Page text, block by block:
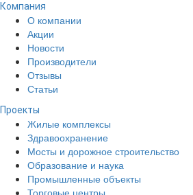
Компания
О компании
Акции
Новости
Производители
Отзывы
Статьи
Проекты
Жилые комплексы
Здравоохранение
Мосты и дорожное строительство
Образование и наука
Промышленные объекты